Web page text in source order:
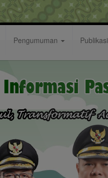
Pengumuman Publikasi